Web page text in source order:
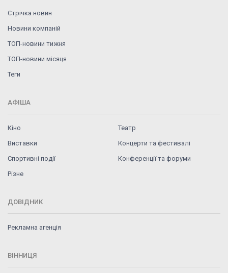
Стрічка новин
Новини компаній
ТОП-новини тижня
ТОП-новини місяця
Теги
АФІША
Кіно
Театр
Виставки
Концерти та фестивалі
Спортивні події
Конференції та форуми
Різне
ДОВІДНИК
Рекламна агенція
ВІННИЦЯ